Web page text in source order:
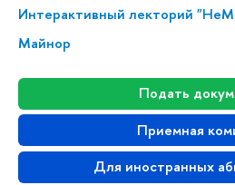
Интерактивный лекторий
Майнор
Подать
Приемная
Для иностранных